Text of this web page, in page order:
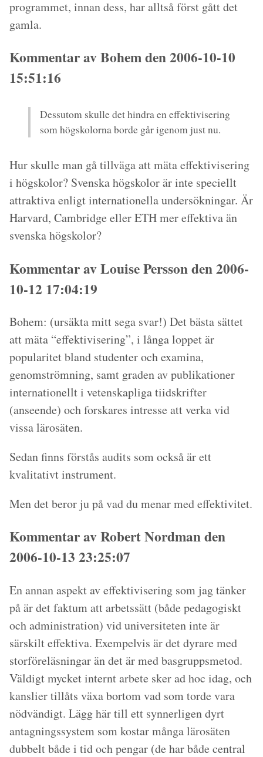
programmet, innan dess, har alltså först gått det
gamla.
Kommentar av Bohem den 2006-10-10
15:51:16
Dessutom skulle det hindra en effektivisering
som högskolorna borde går igenom just nu.
Hur skulle man gå tillväga att mäta effektivisering
i högskolor? Svenska högskolor är inte speciellt
attraktiva enligt internationella undersökningar. Är
Harvard, Cambridge eller ETH mer effektiva än
svenska högskolor?
Kommentar av Louise Persson den 2006-
10-12 17:04:19
Bohem: (ursäkta mitt sega svar!) Det bästa sättet
att mäta “effektivisering”, i långa loppet är
popularitet bland studenter och examina,
genomströmning, samt graden av publikationer
internationellt i vetenskapliga tiidskrifter
(anseende) och forskares intresse att verka vid
vissa lärosäten.
Sedan finns förstås audits som också är ett
kvalitativt instrument.
Men det beror ju på vad du menar med effektivitet.
Kommentar av Robert Nordman den
2006-10-13 23:25:07
En annan aspekt av effektivisering som jag tänker
på är det faktum att arbetssätt (både pedagogiskt
och administration) vid universiteten inte är
särskilt effektiva. Exempelvis är det dyrare med
storföreläsningar än det är med basgruppsmetod.
Väldigt mycket internt arbete sker ad hoc idag, och
kanslier tillåts växa bortom vad som torde vara
nödvändigt. Lägg här till ett synnerligen dyrt
antagningssystem som kostar många lärosäten
dubbelt både i tid och pengar (de har både central